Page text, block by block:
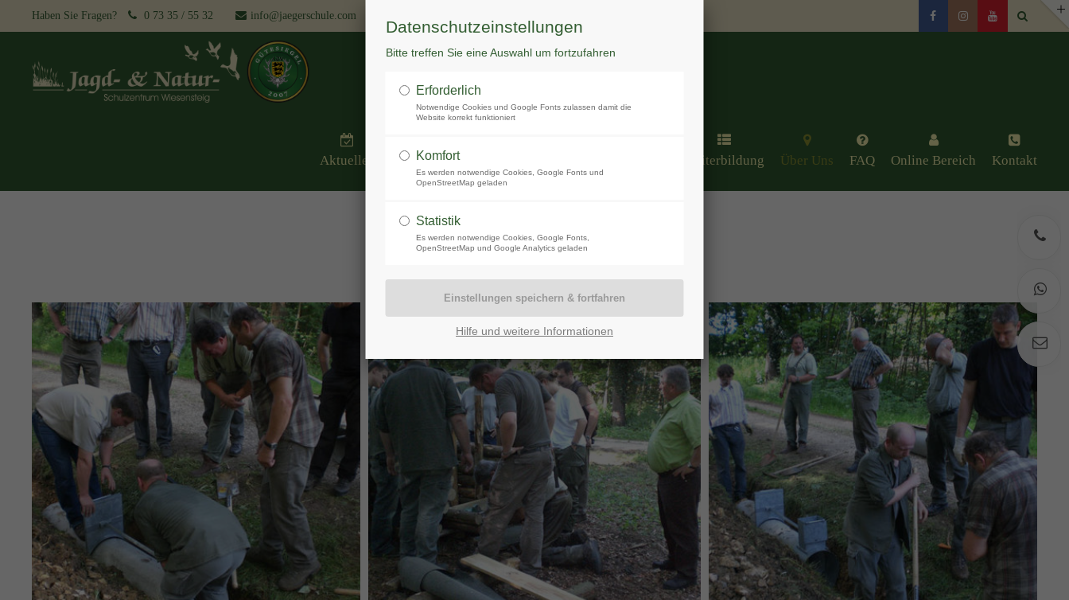
30 Jahre Jagdschule Wiesensteig
Haben Sie Fragen? 0 73 35 / 55 32 info@jaegerschule.com
Aktuelles Jagdkurse + Prüfung Weiterbildung Über Uns FAQ Online Bereich Kontakt
Datenschutzeinstellungen
Bitte treffen Sie eine Auswahl um fortzufahren
Erforderlich
Notwendige Cookies und Google Fonts zulassen damit die
Website korrekt funktioniert
Komfort
Es werden notwendige Cookies, Google Fonts und
OpenStreetMap geladen
Statistik
Es werden notwendige Cookies, Google Fonts,
OpenStreetMap und Google Analytics geladen
Hilfe und weitere Informationen